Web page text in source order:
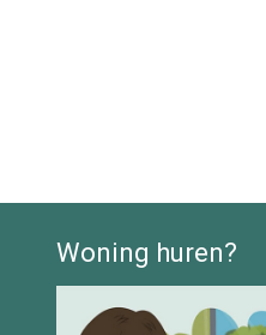
Woning huren?